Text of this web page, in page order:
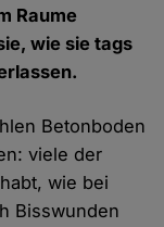
Raume
wie sie tags
Betonboden
viele der
wie bei
Bisswunden